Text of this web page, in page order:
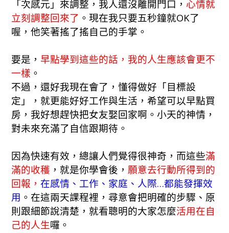
「次感元」來調整，我人還沒離開門口， 心情就
立刻調整回來了 。現在我只要五秒鐘就OK了
喔，他笑著搖了搖自己的手掌。
要是， 早點學到這些的話，我的人生應該會更不
一樣 。
不過，還好我現在會了，懂得做好「目標設
定」，就更能好好工作與生活，希望可以早點買
房，我好想趕快把女友娶回家啊。小天的神情，
對未來充滿了自信跟期待。
因為快速有效，總讓人們覺得很神奇，而這些滿
滿的收穫 ，就是你學會後， 願意去行動所得到的
回報， 在感情、工作、家庭、人際…都能發揮效
用 。在這兩天課程裡，尋意會把明確的步驟、原
則跟細節說清楚，就看聰明的大家怎麼活用在自
己的人生囉。